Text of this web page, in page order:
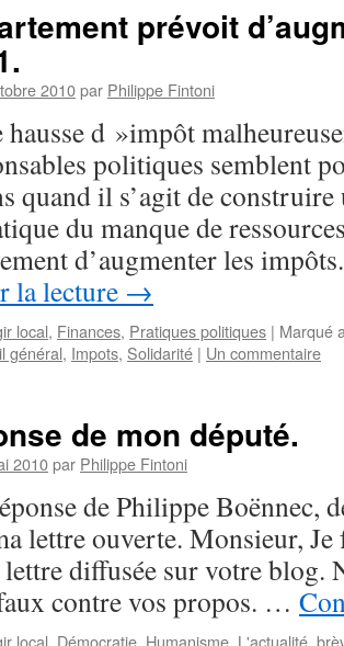
prévoit
2010par Philippe Fintoni
hausse d »impôt
politiques semblent
quand il s’agit de
du manque de
d’augmenter les
la lecture →
local, Finances, Pratiques politiques | Marqué
général, Impots, Solidarité | Un commentaire
de mon député.
2010par Philippe Fintoni
de Philippe Boënnec,
lettre ouverte. Monsieur,
diffusée sur votre blog.
contre vos propos. …
local Démocratie Humanisme L'actualité,